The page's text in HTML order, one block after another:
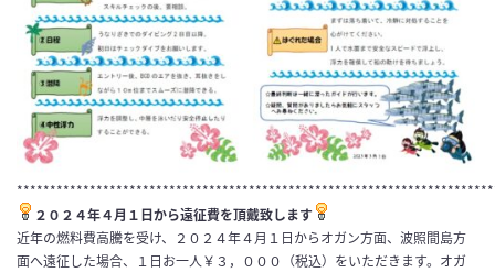
２０２４年４月１日から遠征費を頂戴致します
近年の燃料費高騰を受け、２０２４年４月１日からオガン方面、波照間島方
面へ遠征した場合、１日お一人￥３，０００（税込）をいただきます。オガ